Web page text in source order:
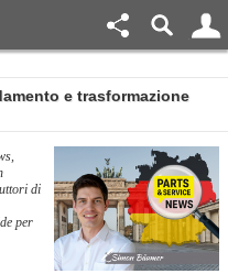
e trasformazione
di
per